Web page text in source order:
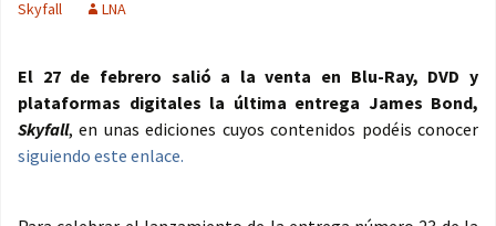
Skyfall
LNA
El 27 de febrero salió a la venta en Blu-Ray, DVD y
plataformas digitales la última entrega James Bond,
Skyfall, en unas ediciones cuyos contenidos podéis conocer
siguiendo este enlace.